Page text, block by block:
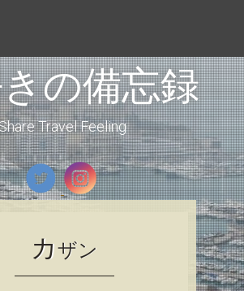
の備忘録
Travel Feeling
カザン